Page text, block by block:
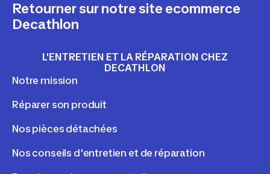
Retourner sur notre site ecommerce
Decathlon
L'ENTRETIEN ET LA RÉPARATION CHEZ
DECATHLON
Notre mission
Réparer son produit
Nos pièces détachées
Nos conseils d'entretien et de réparation